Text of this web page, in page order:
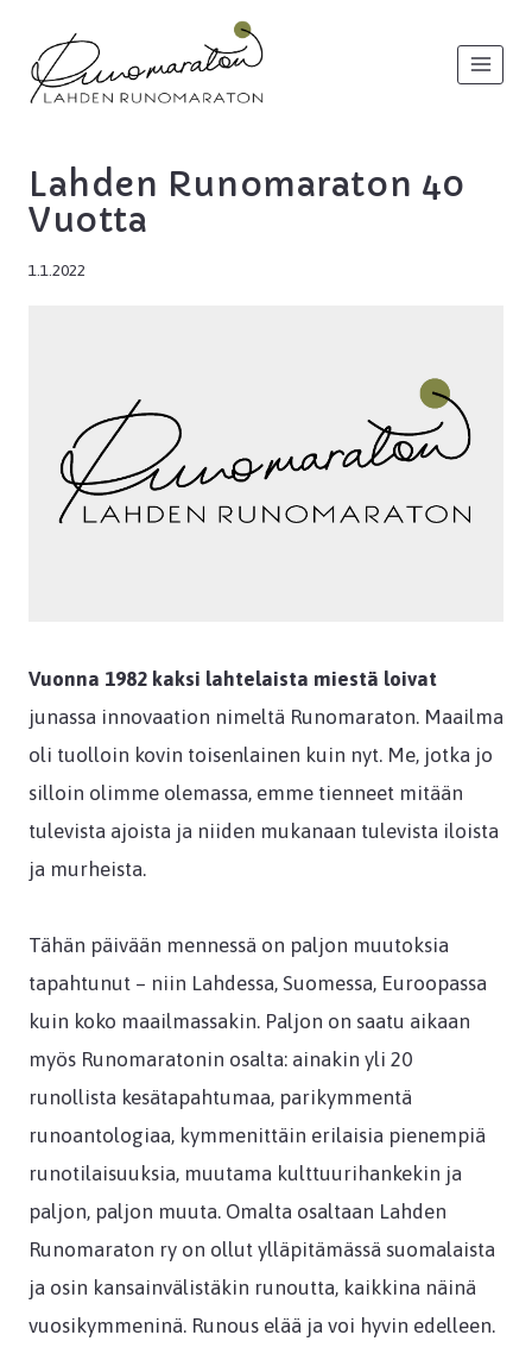
sisältöön
Lahden Runomaraton 40
Vuotta
1.1.2022
Vuonna 1982 kaksi lahtelaista miestä loivat
junassa innovaation nimeltä Runomaraton. Maailma
oli tuolloin kovin toisenlainen kuin nyt. Me, jotka jo
silloin olimme olemassa, emme tienneet mitään
tulevista ajoista ja niiden mukanaan tulevista iloista
ja murheista.
Tähän päivään mennessä on paljon muutoksia
tapahtunut – niin Lahdessa, Suomessa, Euroopassa
kuin koko maailmassakin. Paljon on saatu aikaan
myös Runomaratonin osalta: ainakin yli 20
runollista kesätapahtumaa, parikymmentä
runoantologiaa, kymmenittäin erilaisia pienempiä
runotilaisuuksia, muutama kulttuurihankekin ja
paljon, paljon muuta. Omalta osaltaan Lahden
Runomaraton ry on ollut ylläpitämässä suomalaista
ja osin kansainvälistäkin runoutta, kaikkina näinä
vuosikymmeninä. Runous elää ja voi hyvin edelleen.